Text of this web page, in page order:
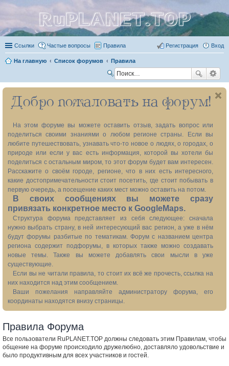
RuPLANET.TOP
Ссылки Частые вопросы Правила Вход
Регистрация
На главную Список форумов Правила
ск
Добро пожаловать на форум!
На этом форуме вы можете оставить отзыв, задать вопрос или
поделиться своими знаниями о любом регионе страны. Если вы
любите путешествовать, узнавать что-то новое о людях, о городах, о
природе или если у вас есть информация, которой вы хотели бы
поделиться с остальным миром, то этот форум будет вам интересен.
Расскажите о своём городе, регионе, что в них есть интересного,
какие достопримечательности стоит посетить, где стоит побывать в
первую очередь, а посещение каких мест можно оставить на потом.
В своих сообщениях вы можете сразу
привязать конкретное место к GoogleMaps.
Структура форума представляет из себя следующее: сначала
нужно выбрать страну, в ней интересующий вас регион, а уже в нём
будут форумы разбитые по тематикам. Форум с названием центра
региона содержит подфорумы, в которых также можно создавать
новые темы. Также вы можете добавлять свои мысли в уже
существующие.
Если вы не читали правила, то стоит их всё же прочесть, ссылка на
них находится над этим сообщением.
Ваши пожелания направляйте администратору форума, его
координаты находятся внизу страницы.
Правила Форума
Все пользователи RuPLANET.TOP должны следовать этим Правилам, чтобы
общение на форуме происходило дружелюбно, доставляло удовольствие и
было продуктивным для всех участников и гостей.